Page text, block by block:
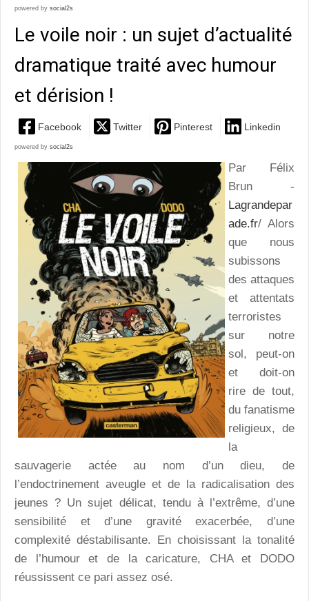
powered by social2s
Le voile noir : un sujet d’actualité
dramatique traité avec humour
et dérision !
Facebook Twitter Pinterest Linkedin
powered by social2s
Par Félix
Brun -
Lagrandepar
ade.fr/ Alors
que nous
subissons
des attaques
et attentats
terroristes
sur notre
sol, peut-on
et doit-on
rire de tout,
du fanatisme
religieux, de
la
sauvagerie actée au nom d’un dieu, de
l’endoctrinement aveugle et de la radicalisation des
jeunes ? Un sujet délicat, tendu à l’extrême, d’une
sensibilité et d’une gravité exacerbée, d’une
complexité déstabilisante. En choisissant la tonalité
de l’humour et de la caricature, CHA et DODO
réussissent ce pari assez osé.